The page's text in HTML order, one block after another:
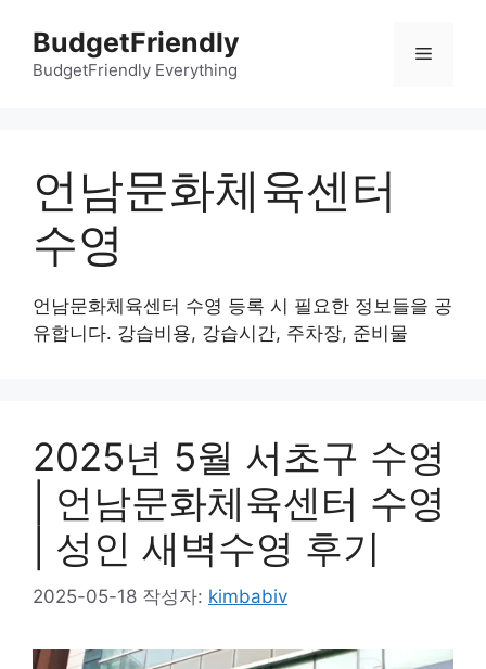
BudgetFriendly
BudgetFriendly Everything
메
언남문화체육센터
수영
언남문화체육센터 수영 등록 시 필요한 정보들을 공
유합니다. 강습비용, 강습시간, 주차장, 준비물
2025년 5월 서초구 수영
| 언남문화체육센터 수영
| 성인 새벽수영 후기
2025-05-18 작성자: kimbabiv